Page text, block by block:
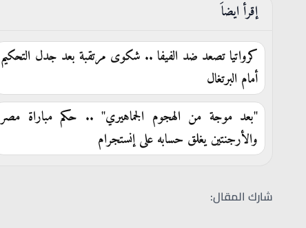
إقرأ ايضاَ
كرواتيا تصعد ضد الفيفا .. شكوى مرتقبة بعد جدل التحكيم
أمام البرتغال
"بعد موجة من الهجوم الجماهيري" .. حكم مباراة مصر
والأرجنتين يغلق حسابه على إنستجرام
شارك المقال: